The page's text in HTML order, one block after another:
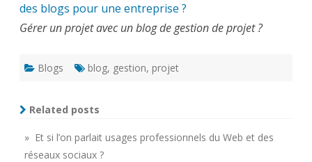
des blogs pour une entreprise ?
Gérer un projet avec un blog de gestion de projet ?
Blogs blog, gestion, projet
Related posts
» Et si l’on parlait usages professionnels du Web et des
réseaux sociaux ?